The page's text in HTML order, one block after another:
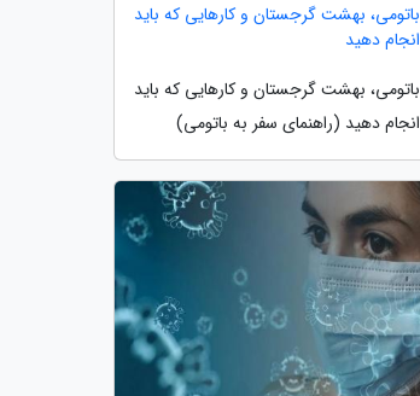
باتومی، بهشت گرجستان و کارهایی که باید
انجام دهید
باتومی، بهشت گرجستان و کارهایی که باید
انجام دهید (راهنمای سفر به باتومی)